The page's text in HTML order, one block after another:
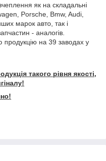
як на складальні
Porsche, Bmw, Audi,
марок авто, так і
- аналогів.
продукцію на 39 заводах у
такого рівня якості,